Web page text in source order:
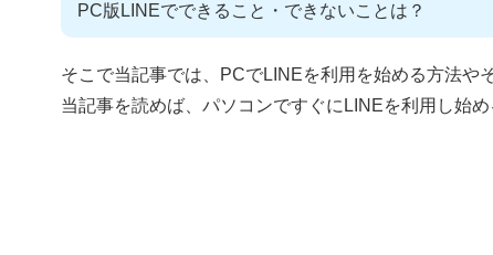
PC版LINEでできること・できないことは？
そこで当記事では、PCでLINEを利用を始める方法や
当記事を読めば、パソコンですぐにLINEを利用し始め